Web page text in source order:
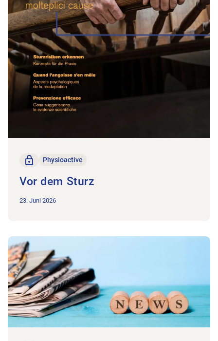
Nur für Mitglieder
Physioactive
Vor dem Sturz
23. Juni 2026
Zum Beitrag Kurz und bündig